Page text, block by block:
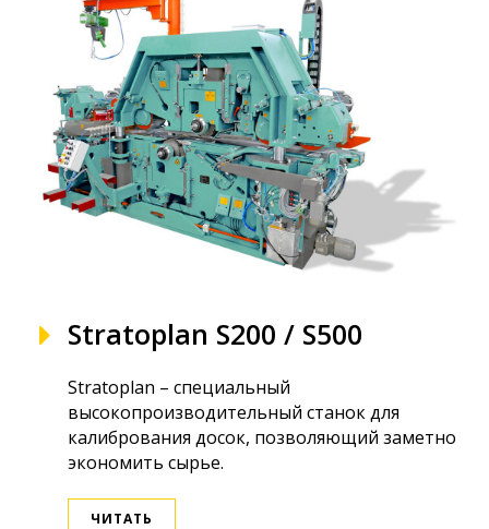
Stratoplan S200 / S500
Stratoplan – специальный
высокопроизводительный станок для
калибрования досок, позволяющий заметно
экономить сырье.
ЧИТАТЬ